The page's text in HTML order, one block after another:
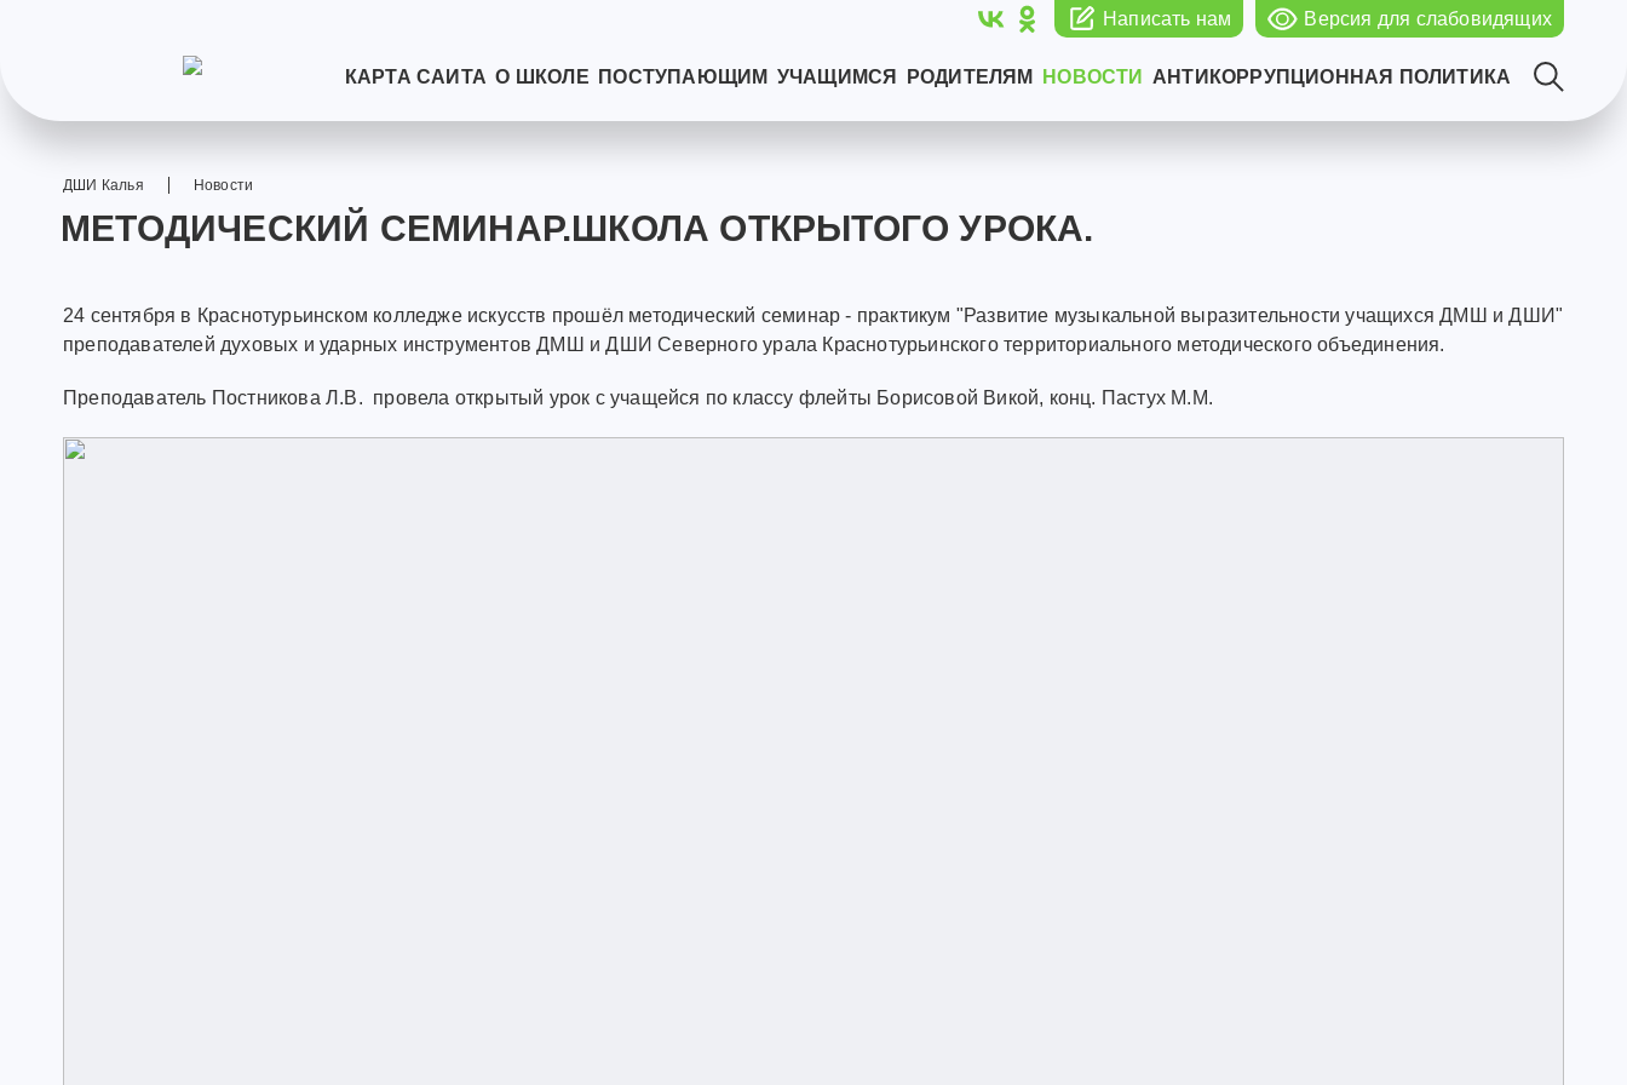
Написать нам Версия для слабовидящих
КАРТА САЙТА О ШКОЛЕ ПОСТУПАЮЩИМ УЧАЩИМСЯ РОДИТЕЛЯМ НОВОСТИ АНТИКОРРУПЦИОННАЯ ПОЛИТИКА
ДШИ Калья Новости
МЕТОДИЧЕСКИЙ СЕМИНАР.ШКОЛА ОТКРЫТОГО УРОКА.
24 сентября в Краснотурьинском колледже искусств прошёл методический семинар - практикум "Развитие музыкальной выразительности учащихся ДМШ и ДШИ"
преподавателей духовых и ударных инструментов ДМШ и ДШИ Северного урала Краснотурьинского территориального методического объединения.
Преподаватель Постникова Л.В. провела открытый урок с учащейся по классу флейты Борисовой Викой, конц. Пастух М.М.